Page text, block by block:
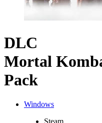
DLC
Mortal
Pack
Windows